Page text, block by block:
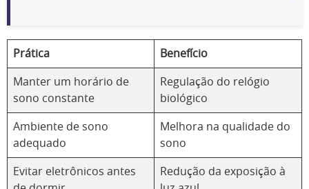
Prática Benefício
Manter um horário de
sono constante
Regulação do relógio
biológico
Ambiente de sono
adequado
Melhora na qualidade do
sono
Evitar eletrônicos antes
Redução da exposição à